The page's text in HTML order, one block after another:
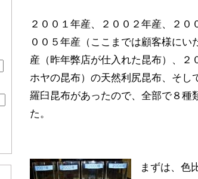
２００１年産、２００２年産、２０
００５年産（ここまでは顧客様に
産（昨年弊店が仕入れた昆布）、２
ホヤの昆布）の天然利尻昆布、そし
羅臼昆布があったので、全部で８種
た。
まずは、色